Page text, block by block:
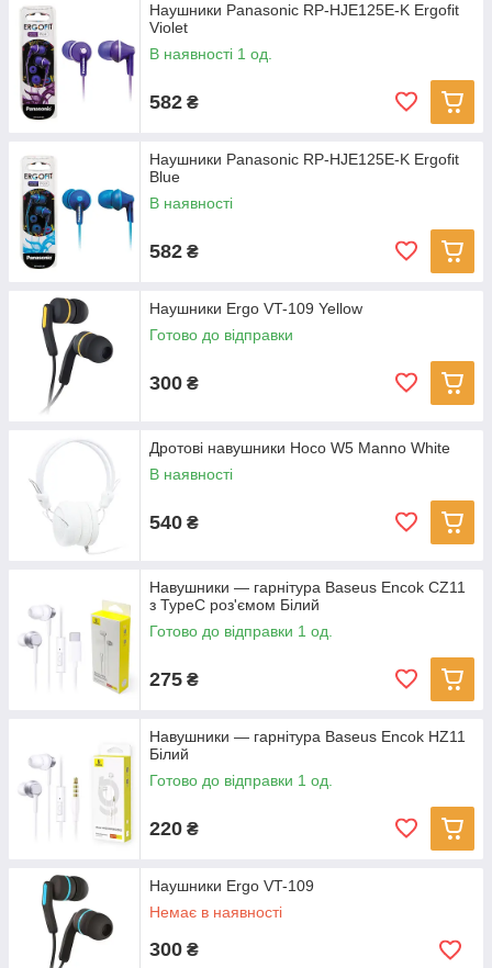
Наушники Panasonic RP-HJE125E-K Ergofit
Violet
В наявності 1 од.
582 ₴
Наушники Panasonic RP-HJE125E-K Ergofit
Blue
В наявності
582 ₴
Наушники Ergo VT-109 Yellow
Готово до відправки
300 ₴
Дротові навушники Hoco W5 Manno White
В наявності
540 ₴
Навушники — гарнітура Baseus Encok CZ11
з TypeC роз'ємом Білий
Готово до відправки 1 од.
275 ₴
Навушники — гарнітура Baseus Encok HZ11
Білий
Готово до відправки 1 од.
220 ₴
Наушники Ergo VT-109
Немає в наявності
300 ₴